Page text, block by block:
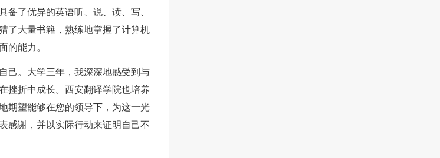
了优异的英语听、说、读、写、
了大量书籍，熟练地掌握了计算机
的能力。
己。大学三年，我深深地感受到与
挫折中成长。西安翻译学院也培养
期望能够在您的领导下，为这一光
感谢，并以实际行动来证明自己不